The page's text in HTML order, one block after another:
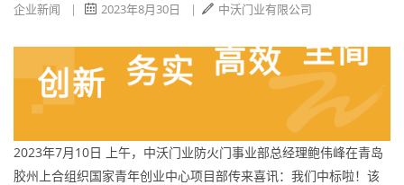
企业新闻 | 2023年8月30日 | 中沃门业有限公司
2023年7月10日 上午，中沃门业防火门事业部总经理鲍伟峰在青岛
胶州上合组织国家青年创业中心项目部传来喜讯：我们中标啦！该